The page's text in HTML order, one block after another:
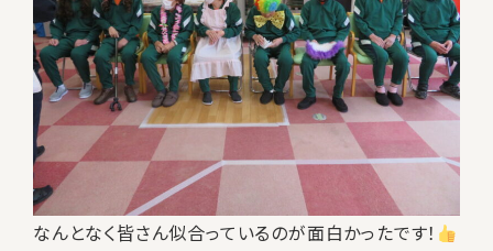
なんとなく皆さん似合っているのが面白かったです！